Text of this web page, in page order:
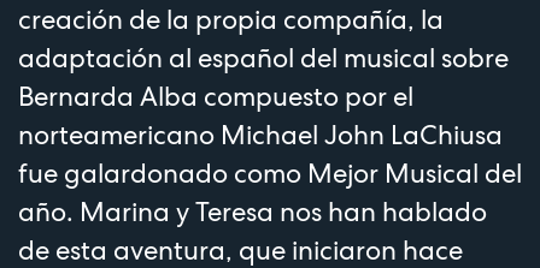
creación de la propia compañía, la
adaptación al español del musical sobre
Bernarda Alba compuesto por el
norteamericano Michael John LaChiusa
fue galardonado como Mejor Musical del
año. Marina y Teresa nos han hablado
de esta aventura, que iniciaron hace